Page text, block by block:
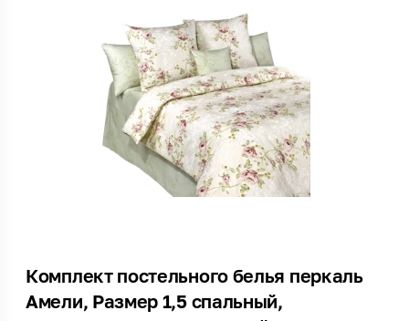
Комплект постельного белья перкаль
Амели, Размер 1,5 спальный,